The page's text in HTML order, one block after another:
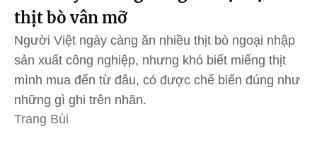
thịt bò vân mỡ
Người Việt ngày càng ăn nhiều thịt bò ngoại nhập
sản xuất công nghiệp, nhưng khó biết miếng thịt
mình mua đến từ đâu, có được chế biến đúng như
những gì ghi trên nhãn.
Trang Bùi